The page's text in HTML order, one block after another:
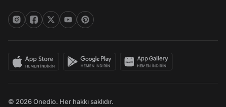
© 2026 Onedio. Her hakkı saklıdır.